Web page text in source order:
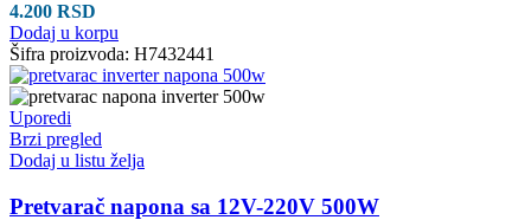
4.200 RSD
Dodaj u korpu
Šifra proizvoda: H7432441
Uporedi
Brzi pregled
Dodaj u listu želja
Pretvarač napona sa 12V-220V 500W